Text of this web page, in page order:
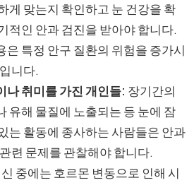
게 맞는지 확인하고 눈 건강을 확
적인 안과 검진을 받아야 합니다.
은 특정 안구 질환의 위험을 증가시
니다.
나 취미를 가진 개인들: 장기간의
유해 물질에 노출되는 등 눈에 잠
는 활동에 종사하는 사람들은 안과
련 문제를 관찰해야 합니다.
중에는 호르몬 변동으로 인해 시